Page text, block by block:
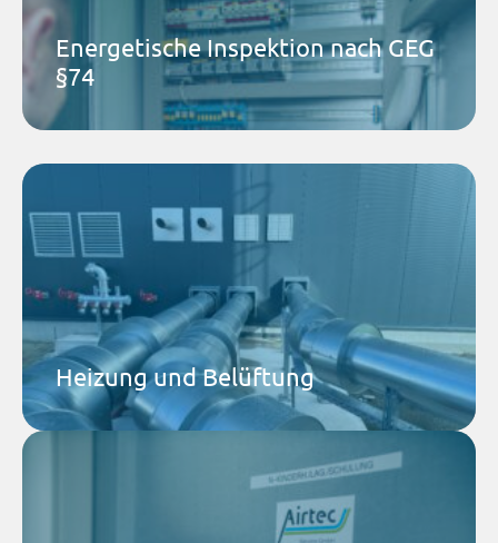
Energetische Inspektion nach GEG
§74
Einsparpotenziale auf.
Mehr dazu
Heizung und Belüftung
Airtec GmbH & Co. KG
Effiziente Heizungs- und Belüftungslösungen für
Gewerbe und Industrie.
Mehr dazu
Airtec Service GmbH
Alle 2 bis 3 Jahre Pflicht – wir führen Ihre